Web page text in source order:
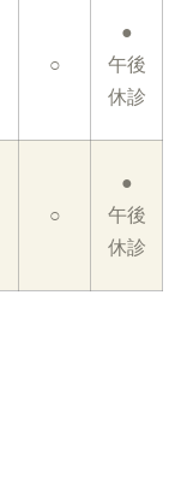
○
●
午後
休診
○
●
午後
休診